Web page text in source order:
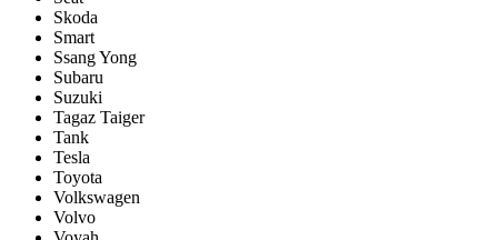
Skoda
Smart
Ssang Yong
Subaru
Suzuki
Tagaz Taiger
Tank
Tesla
Toyota
Volkswagen
Volvo